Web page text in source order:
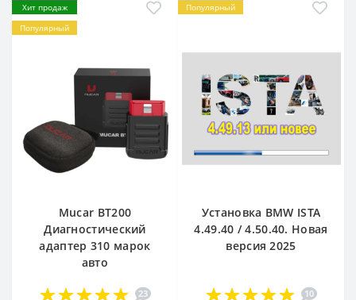
Хит продаж
Популярный
Mucar BT200
Диагностический
адаптер 310 марок
авто
23
Популярный
Установка BMW ISTA
4.49.40 / 4.50.40. Новая
версия 2025
10